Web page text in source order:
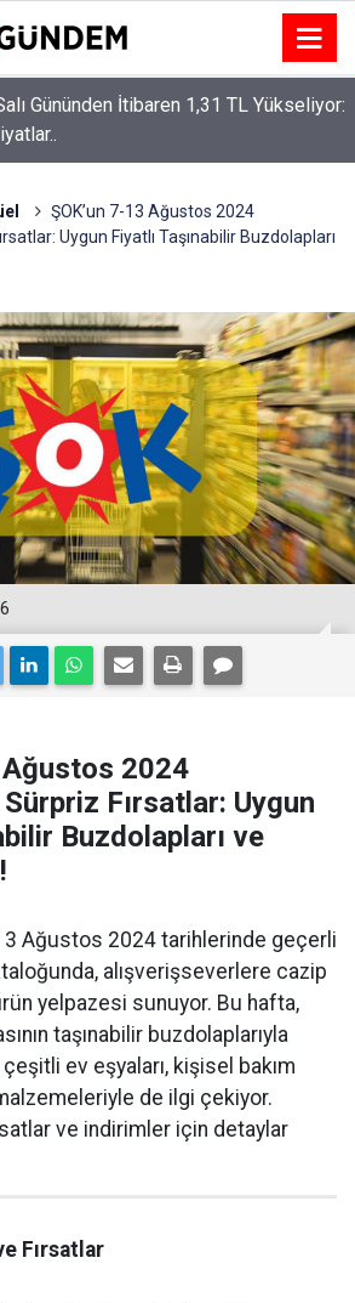
Gününden İtibaren 1,31 TL Yükseliyor:
“Bozkırın Tezenesi” Lakabını Kim
Joker Sorusunun Cevabı Merak
ŞOK’un 7-13 Ağustos 2024
Uygun Fiyatlı Taşınabilir Buzdolapları
Ağustos 2024
Fırsatlar: Uygun
Buzdolapları ve
Ağustos 2024 tarihlerinde geçerli
alışverişseverlere cazip
yelpazesi sunuyor. Bu hafta,
taşınabilir buzdolaplarıyla
ev eşyaları, kişisel bakım
de ilgi çekiyor.
ve indirimler için detaylar
Fırsatlar